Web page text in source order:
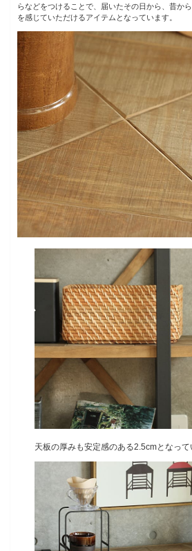
らなどをつけることで、届いたその日から、昔か
を感じていただけるアイテムとなっています。
天板の厚みも安定感のある2.5cmとなって